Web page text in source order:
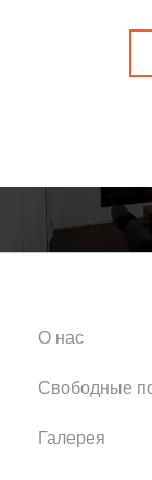
О нас
Свободные
Галерея